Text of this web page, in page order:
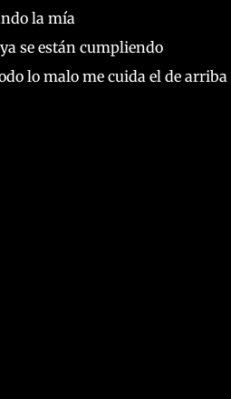
la mía
se están cumpliendo
lo malo me cuida el de arriba